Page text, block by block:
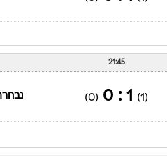
(0)
1 : 2
(1)
(1)
1 : 0
(0)